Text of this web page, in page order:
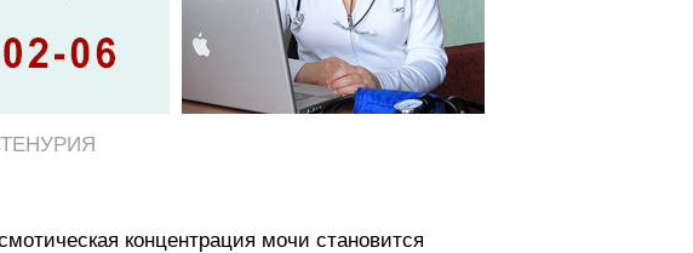
концентрация мочи становится